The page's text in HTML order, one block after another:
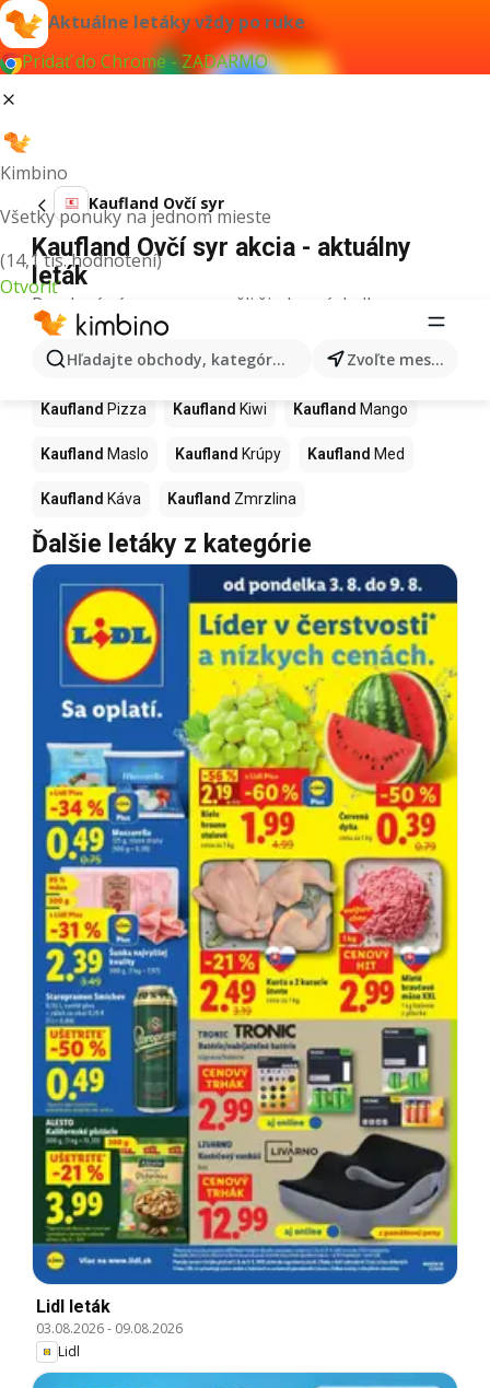
Aktuálne letáky vždy po ruke
Pridať do Chrome - ZADARMO
Kimbino
Všetky ponuky na jednom mieste
(14,1 tis. hodnotení)
Otvoriť
Hľadajte obchody, kategórie, produkty... Zvoľte mesto
Kaufland Ovčí syr
Kaufland Ovčí syr akcia - aktuálny
leták
Pre daný výraz sme nenašli žiadne výsledky.
Ďalšie produkty v obchodoch
Kaufland
Kaufland Pizza Kaufland Kiwi Kaufland Mango
Kaufland Maslo Kaufland Krúpy Kaufland Med
Kaufland Káva Kaufland Zmrzlina
Ďalšie letáky z kategórie
Lidl leták
03.08.2026- 09.08.2026
Lidl